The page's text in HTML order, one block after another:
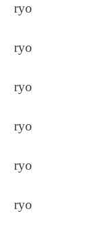
ryo
ryo
ryo
ryo
ryo
ryo